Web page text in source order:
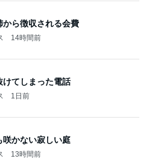
から徴収される会費
14時間前
けてしまった電話
1日前
咲かない寂しい庭
13時間前